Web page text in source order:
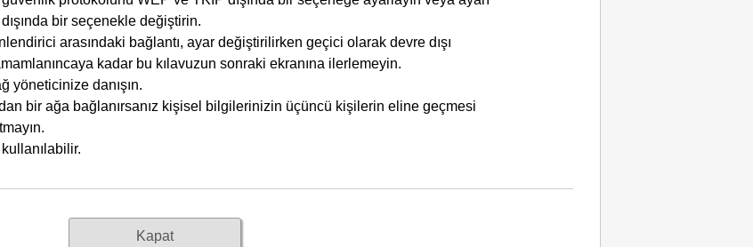
bir seçenekle değiştirin.
arasındaki bağlantı, ayar değiştirilirken geçici olarak devre dışı
kadar bu kılavuzun sonraki ekranına ilerlemeyin.
yöneticinize danışın.
bir ağa bağlanırsanız kişisel bilgilerinizin üçüncü kişilerin eline geçmesi
Kapat